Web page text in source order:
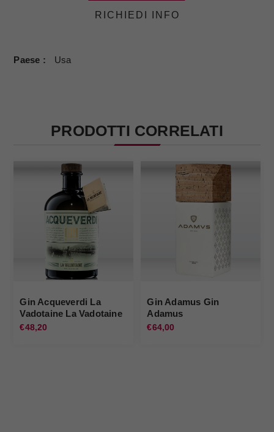
RICHIEDI INFO
Paese Usa
PRODOTTI CORRELATI
Gin Acqueverdi La
Vadotaine La Vadotaine
€48,20
Gin Adamus Gin
Adamus
€64,00